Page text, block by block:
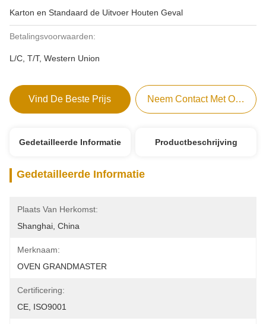
Karton en Standaard de Uitvoer Houten Geval
Betalingsvoorwaarden:
L/C, T/T, Western Union
Vind De Beste Prijs Neem Contact Met Ons Op
Gedetailleerde Informatie Productbeschrijving
Gedetailleerde Informatie
Plaats Van Herkomst:
Shanghai, China
Merknaam:
OVEN GRANDMASTER
Certificering:
CE, ISO9001